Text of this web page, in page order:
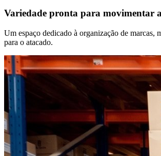
Variedade pronta para movimentar
Um espaço dedicado à organização de marcas,
para o atacado.